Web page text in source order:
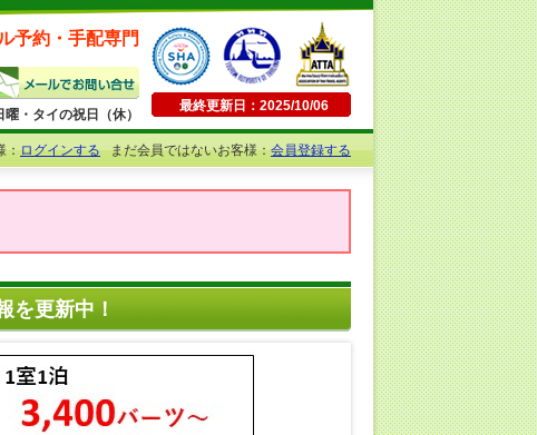
予約・手配専門
・タイの祝日（休）
最終更新日：2025/10/06
：ログインするまだ会員ではないお客様：会員登録する
を更新中！